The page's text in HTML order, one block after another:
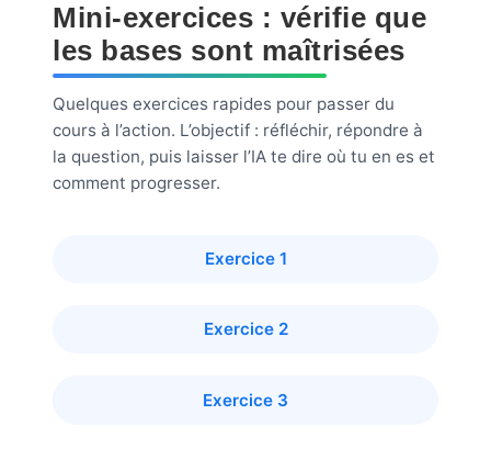
Mini-exercices : vérifie que
les bases sont maîtrisées
Quelques exercices rapides pour passer du
cours à l’action. L’objectif : réfléchir, répondre à
la question, puis laisser l’IA te dire où tu en es et
comment progresser.
Exercice 1
Exercice 2
Exercice 3